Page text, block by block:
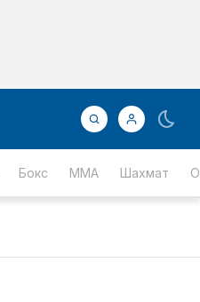
Бокс MMA Шахмат